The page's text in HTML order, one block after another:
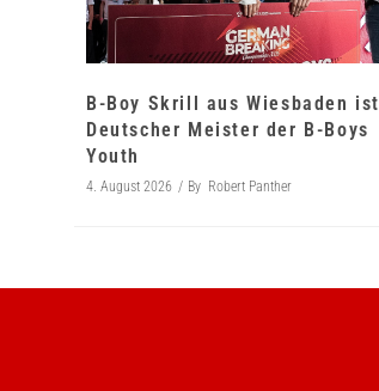
B-Boy Skrill aus Wiesbaden ist
Deutscher Meister der B-Boys
Youth
4. August 2026 By Robert Panther